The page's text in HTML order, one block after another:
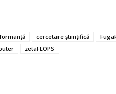
cercetare științifică
zetaFLOPS